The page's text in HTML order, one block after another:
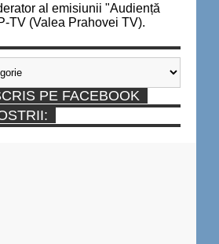
al emisiunii "Audiență
TV (Valea Prahovei TV).
PE FACEBOOK